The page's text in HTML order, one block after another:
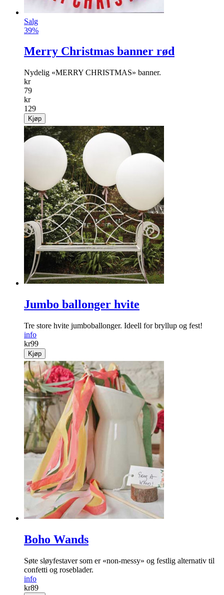
Salg
39%
Merry Christmas banner rød
Nydelig «MERRY CHRISTMAS» banner.
kr
79
kr
129
Kjøp
Jumbo ballonger hvite
Tre store hvite jumboballonger. Ideell for bryllup og fest!
info
kr99
Kjøp
Boho Wands
Søte sløyfestaver som er «non-messy» og festlig alternativ til
confetti og roseblader.
info
kr89